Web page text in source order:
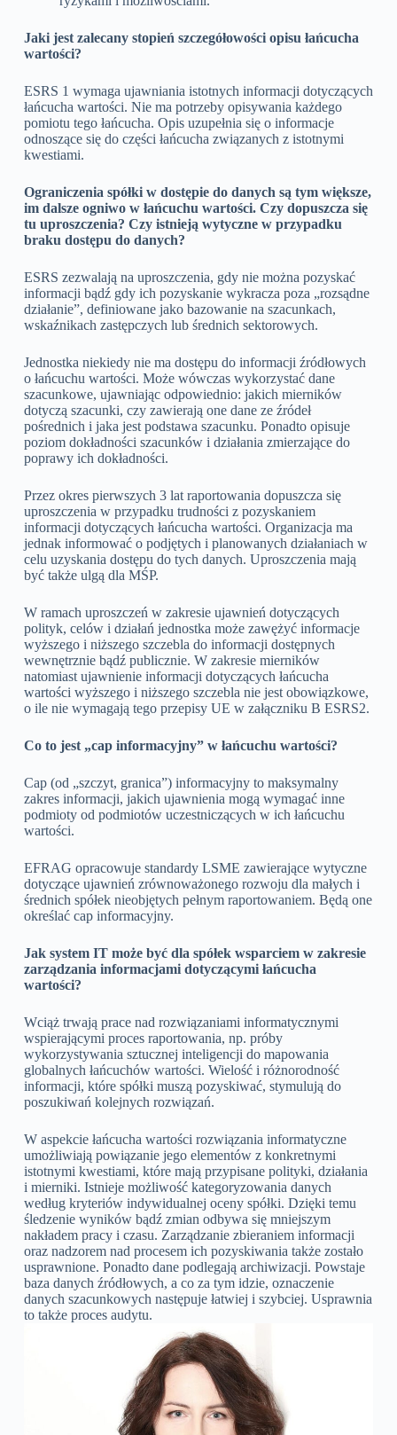
Jaki jest zalecany stopień szczegółowości opisu łańcucha
wartości?
ESRS 1 wymaga ujawniania istotnych informacji dotyczących
łańcucha wartości. Nie ma potrzeby opisywania każdego
pomiotu tego łańcucha. Opis uzupełnia się o informacje
odnoszące się do części łańcucha związanych z istotnymi
kwestiami.
Ograniczenia spółki w dostępie do danych są tym większe,
im dalsze ogniwo w łańcuchu wartości. Czy dopuszcza się
tu uproszczenia? Czy istnieją wytyczne w przypadku
braku dostępu do danych?
ESRS zezwalają na uproszczenia, gdy nie można pozyskać
informacji bądź gdy ich pozyskanie wykracza poza „rozsądne
działanie”, definiowane jako bazowanie na szacunkach,
wskaźnikach zastępczych lub średnich sektorowych.
Jednostka niekiedy nie ma dostępu do informacji źródłowych
o łańcuchu wartości. Może wówczas wykorzystać dane
szacunkowe, ujawniając odpowiednio: jakich mierników
dotyczą szacunki, czy zawierają one dane ze źródeł
pośrednich i jaka jest podstawa szacunku. Ponadto opisuje
poziom dokładności szacunków i działania zmierzające do
poprawy ich dokładności.
Przez okres pierwszych 3 lat raportowania dopuszcza się
uproszczenia w przypadku trudności z pozyskaniem
informacji dotyczących łańcucha wartości. Organizacja ma
jednak informować o podjętych i planowanych działaniach w
celu uzyskania dostępu do tych danych. Uproszczenia mają
być także ulgą dla MŚP.
W ramach uproszczeń w zakresie ujawnień dotyczących
polityk, celów i działań jednostka może zawężyć informacje
wyższego i niższego szczebla do informacji dostępnych
wewnętrznie bądź publicznie. W zakresie mierników
natomiast ujawnienie informacji dotyczących łańcucha
wartości wyższego i niższego szczebla nie jest obowiązkowe,
o ile nie wymagają tego przepisy UE w załączniku B ESRS2.
Co to jest „cap informacyjny” w łańcuchu wartości?
Cap (od „szczyt, granica”) informacyjny to maksymalny
zakres informacji, jakich ujawnienia mogą wymagać inne
podmioty od podmiotów uczestniczących w ich łańcuchu
wartości.
EFRAG opracowuje standardy LSME zawierające wytyczne
dotyczące ujawnień zrównoważonego rozwoju dla małych i
średnich spółek nieobjętych pełnym raportowaniem. Będą one
określać cap informacyjny.
Jak system IT może być dla spółek wsparciem w zakresie
zarządzania informacjami dotyczącymi łańcucha
wartości?
Wciąż trwają prace nad rozwiązaniami informatycznymi
wspierającymi proces raportowania, np. próby
wykorzystywania sztucznej inteligencji do mapowania
globalnych łańcuchów wartości. Wielość i różnorodność
informacji, które spółki muszą pozyskiwać, stymulują do
poszukiwań kolejnych rozwiązań.
W aspekcie łańcucha wartości rozwiązania informatyczne
umożliwiają powiązanie jego elementów z konkretnymi
istotnymi kwestiami, które mają przypisane polityki, działania
i mierniki. Istnieje możliwość kategoryzowania danych
według kryteriów indywidualnej oceny spółki. Dzięki temu
śledzenie wyników bądź zmian odbywa się mniejszym
nakładem pracy i czasu. Zarządzanie zbieraniem informacji
oraz nadzorem nad procesem ich pozyskiwania także zostało
usprawnione. Ponadto dane podlegają archiwizacji. Powstaje
baza danych źródłowych, a co za tym idzie, oznaczenie
danych szacunkowych następuje łatwiej i szybciej. Usprawnia
to także proces audytu.